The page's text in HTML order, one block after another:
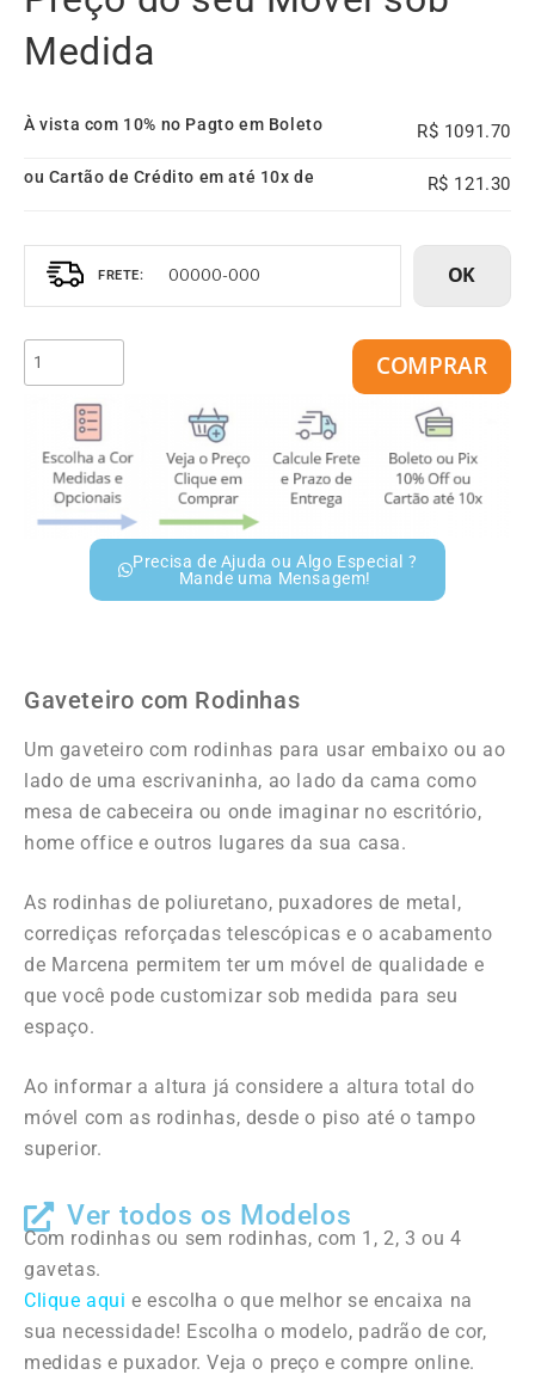
Medida
À vista com 10% no Pagto em Boleto 1091.70
ou Cartão de Crédito em até 10x de 121.30
OK
COMPRAR
Precisa de Ajuda ou Algo Especial ?
Mande uma Mensagem!
Gaveteiro com Rodinhas
Um gaveteiro com rodinhas para usar embaixo ou ao
lado de uma escrivaninha, ao lado da cama como
mesa de cabeceira ou onde imaginar no escritório,
home office e outros lugares da sua casa.
As rodinhas de poliuretano, puxadores de metal,
corrediças reforçadas telescópicas e o acabamento
de Marcena permitem ter um móvel de qualidade e
que você pode customizar sob medida para seu
espaço.
Ao informar a altura já considere a altura total do
móvel com as rodinhas, desde o piso até o tampo
superior.
Ver todos os Modelos
Com rodinhas ou sem rodinhas, com 1, 2, 3 ou 4
gavetas.
Clique aqui e escolha o que melhor se encaixa na
sua necessidade! Escolha o modelo, padrão de cor,
medidas e puxador. Veja o preço e compre online.